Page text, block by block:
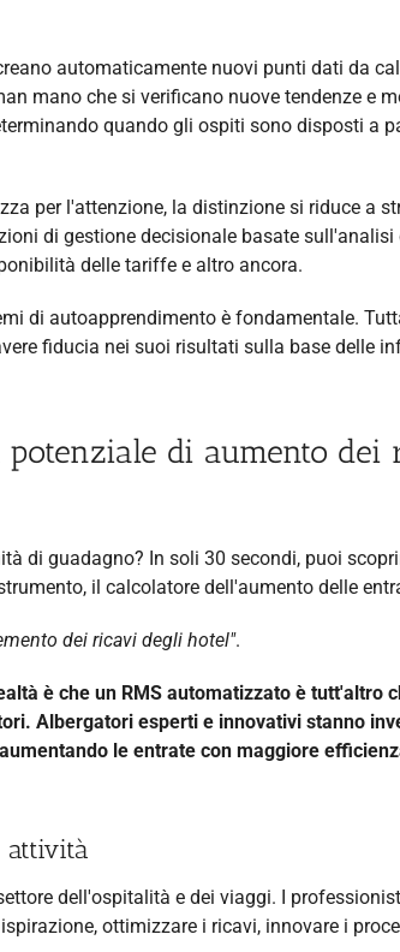
automaticamente nuovi punti dati da
mano che si verificano nuove tendenze e
quando gli ospiti sono disposti a
per l'attenzione, la distinzione si riduce a
di gestione decisionale basate
delle tariffe e altro ancora.
di autoapprendimento è fondamentale.
fiducia nei suoi risultati sulla base delle
potenziale di aumento dei
di guadagno? In soli 30 secondi, puoi
il calcolatore dell'aumento delle
dei ricavi degli hotel".
è che un RMS automatizzato è tutt'altro
Albergatori esperti e innovativi stanno
le entrate con maggiore
attività
dell'ospitalità e dei viaggi. I
ottimizzare i ricavi, innovare i